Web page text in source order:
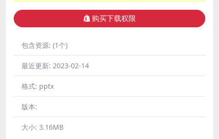
购买下载权限
包含资源: (1个)
最近更新: 2023-02-14
格式: pptx
版本:
大小: 3.16MB